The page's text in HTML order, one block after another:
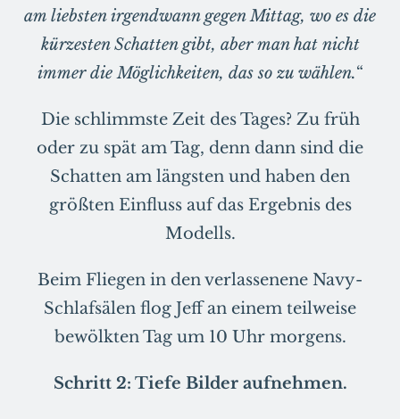
am liebsten irgendwann gegen Mittag, wo es die
kürzesten Schatten gibt, aber man hat nicht
immer die Möglichkeiten, das so zu wählen.“
Die schlimmste Zeit des Tages? Zu früh
oder zu spät am Tag, denn dann sind die
Schatten am längsten und haben den
größten Einfluss auf das Ergebnis des
Modells.
Beim Fliegen in den verlassenene Navy-
Schlafsälen flog Jeff an einem teilweise
bewölkten Tag um 10 Uhr morgens.
Schritt 2: Tiefe Bilder aufnehmen.